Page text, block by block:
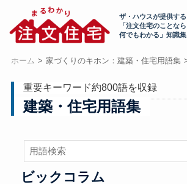
ザ・ハウスが提供する
「注文住宅のことなら
何でもわかる」知識集
ホーム 家づくりのキホン：建築・住宅用語集
重要キーワード約800語を収録
建築・住宅用語集
ビックコラム